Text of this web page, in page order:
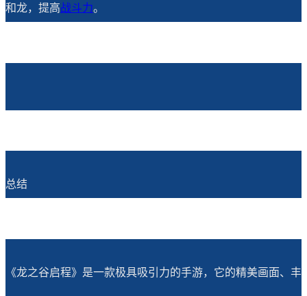
和龙，提高战斗力。
总结
《龙之谷启程》是一款极具吸引力的手游，它的精美画面、丰